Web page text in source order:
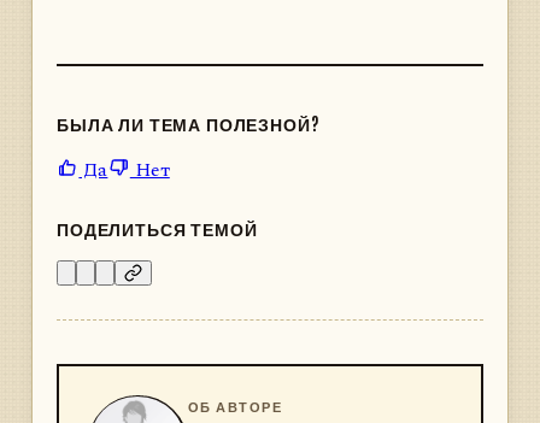
БЫЛА ЛИ ТЕМА ПОЛЕЗНОЙ?
Да Нет
ПОДЕЛИТЬСЯ ТЕМОЙ
ОБ АВТОРЕ